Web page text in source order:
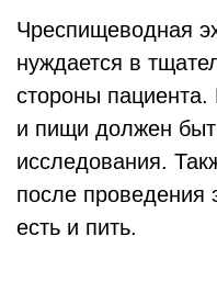
Чреспищеводная
нуждается в
стороны
и пищи должен
исследования.
после проведения
есть и пить.